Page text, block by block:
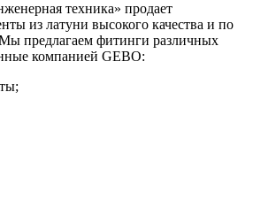
техника» продает
из латуни высокого качества и по
предлагаем фитинги различных
компанией GEBO: